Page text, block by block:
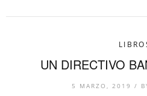
UN DIRECTIVO
5 MARZO, 2019 /